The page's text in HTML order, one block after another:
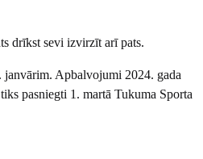
drīkst sevi izvirzīt arī pats.
janvārim. Apbalvojumi 2024. gada
pasniegti 1. martā Tukuma Sporta